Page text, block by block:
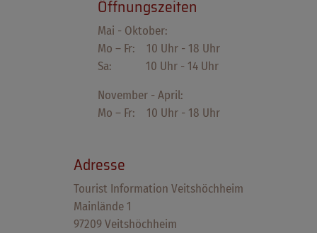
Öffnungszeiten
Mai - Oktober:
Mo – Fr: 10 Uhr - 18 Uhr
Sa: 10 Uhr - 14 Uhr
November - April:
Mo – Fr: 10 Uhr - 18 Uhr
Adresse
Tourist Information Veitshöchheim
Mainlände 1
97209 Veitshöchheim